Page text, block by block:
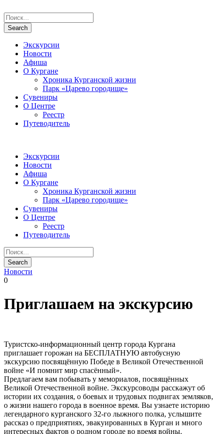
Экскурсии
Новости
Афиша
О Кургане
Хроника Курганской жизни
Парк «Царево городище»
Сувениры
О Центре
Реестр
Путеводитель
Экскурсии
Новости
Афиша
О Кургане
Хроника Курганской жизни
Парк «Царево городище»
Сувениры
О Центре
Реестр
Путеводитель
Новости
0
Приглашаем на экскурсию
Туристско-информационный центр города Кургана
приглашает горожан на БЕСПЛАТНУЮ автобусную
экскурсию посвящённую Победе в Великой Отечественной
войне «И помнит мир спасённый».
Предлагаем вам побывать у мемориалов, посвящённых
Великой Отечественной войне. Экскурсоводы расскажут об
истории их создания, о боевых и трудовых подвигах земляков,
о жизни нашего города в военное время. Вы узнаете историю
легендарного курганского 32-го лыжного полка, услышите
рассказ о предприятиях, эвакуированных в Курган и много
интересных фактов о родном городе во время войны.